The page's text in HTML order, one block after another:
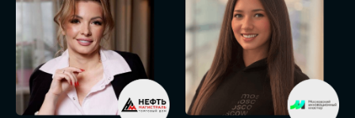
СТАНЬТЕ
ЭКСПОНЕНТОМ
IT Solutions for Business